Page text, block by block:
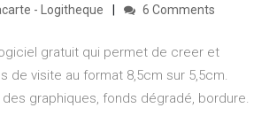
- Logitheque 6 Comments
gratuit qui permet de creer et
de visite au format 8,5cm sur 5,5cm.
graphiques, fonds dégradé, bordure.